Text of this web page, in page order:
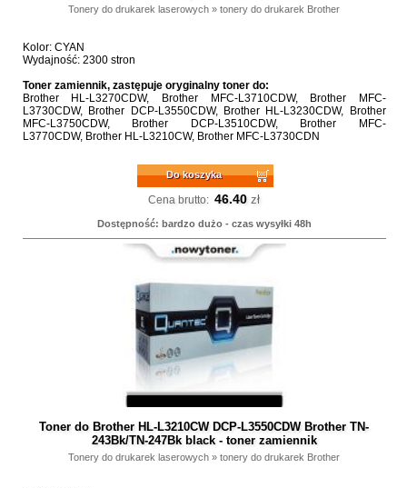
Tonery do drukarek laserowych »tonery do drukarek Brother
Kolor: CYAN
Wydajność: 2300 stron
Toner zamiennik, zastępuje oryginalny toner do:
Brother HL-L3270CDW, Brother MFC-L3710CDW, Brother MFC-
L3730CDW, Brother DCP-L3550CDW, Brother HL-L3230CDW, Brother
MFC-L3750CDW, Brother DCP-L3510CDW, Brother MFC-
L3770CDW, Brother HL-L3210CW, Brother MFC-L3730CDN
Do koszyka
Cena brutto: 46.40 zł
Dostępność: bardzo dużo - czas wysyłki 48h
Toner do Brother HL-L3210CW DCP-L3550CDW Brother TN-
243Bk/TN-247Bk black - toner zamiennik
Tonery do drukarek laserowych »tonery do drukarek Brother